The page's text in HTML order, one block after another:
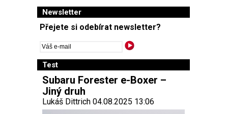
Newsletter
Přejete si odebírat newsletter?
Test
Subaru Forester e-Boxer –
Jiný druh
Lukáš Dittrich 04.08.2025 13:06